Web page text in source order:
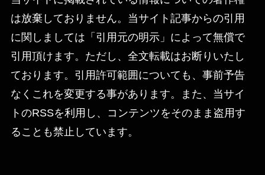
は放棄しておりません。当サイト記事からの引用
に関しましては「引用元の明示」によって無償で
引用頂けます。ただし、全文転載はお断りいたし
ております。引用許可範囲についても、事前予告
なくこれを変更する事があります。また、当サイ
トのRSSを利用し、コンテンツをそのまま盗用す
ることも禁止しています。